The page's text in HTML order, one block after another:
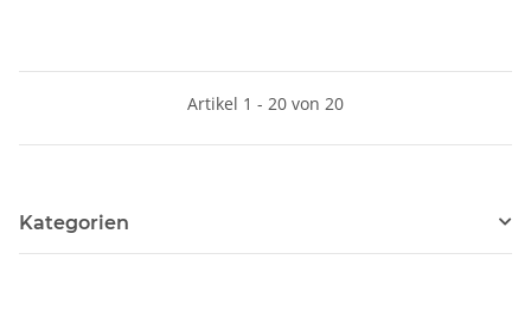
Artikel 1 - 20 von 20
Kategorien